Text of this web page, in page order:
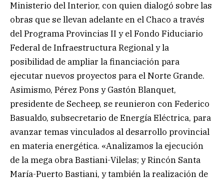
Ministerio del Interior, con quien dialogó sobre las
obras que se llevan adelante en el Chaco a través
del Programa Provincias II y el Fondo Fiduciario
Federal de Infraestructura Regional y la
posibilidad de ampliar la financiación para
ejecutar nuevos proyectos para el Norte Grande.
Asimismo, Pérez Pons y Gastón Blanquet,
presidente de Secheep, se reunieron con Federico
Basualdo, subsecretario de Energía Eléctrica, para
avanzar temas vinculados al desarrollo provincial
en materia energética. «Analizamos la ejecución
de la mega obra Bastiani-Vilelas; y Rincón Santa
María-Puerto Bastiani, y también la realización de